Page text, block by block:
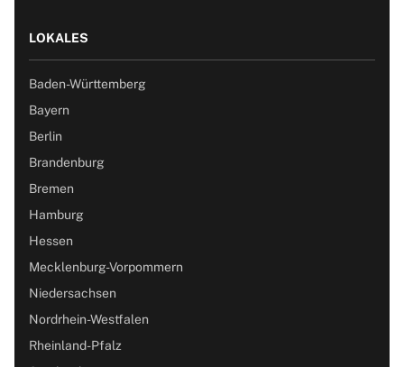
LOKALES
Baden-Württemberg
Bayern
Berlin
Brandenburg
Bremen
Hamburg
Hessen
Mecklenburg-Vorpommern
Niedersachsen
Nordrhein-Westfalen
Rheinland-Pfalz